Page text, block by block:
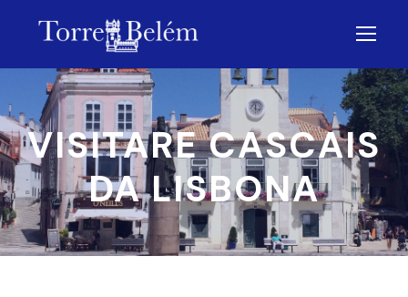
VISITARE CASCAIS
DA LISBONA